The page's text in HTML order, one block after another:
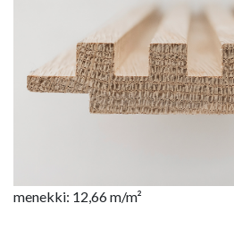
menekki: 12,66 m/m²